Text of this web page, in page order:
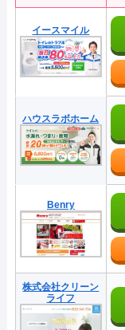
イースマイル
ハウスラボホーム
Benry
株式会社クリーン
ライフ